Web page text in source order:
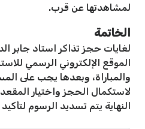
لمشاهدتها عن قرب.
الخاتمة
لغايات حجز تذاكر استاد جابر
الموقع الإلكتروني الرسمي
والمباراة، وبعدها يجب على
لاستكمال الحجز واختيار
النهاية يتم تسديد الرسوم